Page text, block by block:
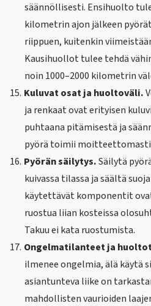
säännöllisesti. Ensihuolto
kilometrin ajon jälkeen
riippuen, kuitenkin
Kausihuollot tulee tehdä
noin 1000–2000 kilometrin
15. Kuluvat osat ja huoltoväli.
ja renkaat ovat erityisen
puhtaana pitämisestä ja
pyörä toimii
16. Pyörän säilytys.Säilytä
kuivassa tilassa ja säältä
käytettävät komponentit
ruostua liian kosteissa
Takuu ei kata ruostumista.
17. Ongelmatilanteet ja
ilmenee ongelmia, älä käytä
asiantunteva liike on
mahdollisten vaurioiden